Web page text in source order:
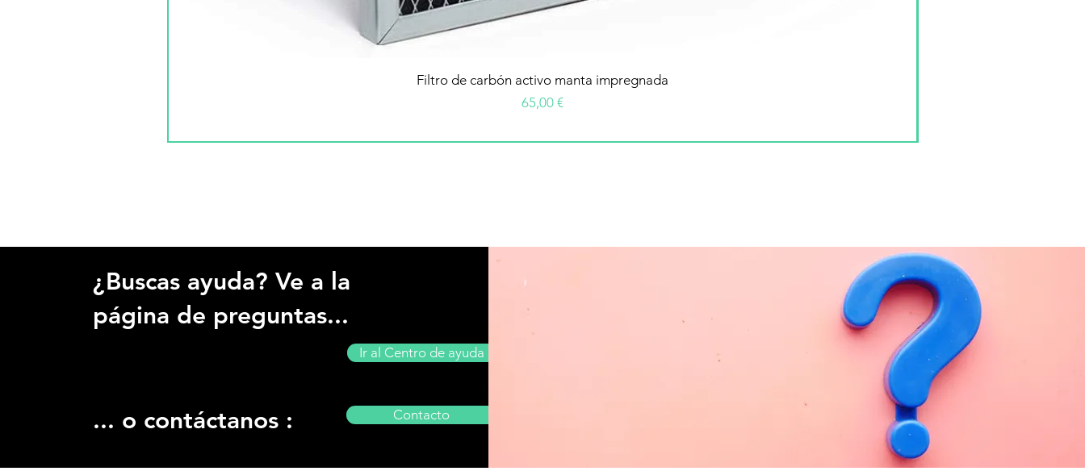
Filtro de carbón activo manta impregnada
Precio
65,00 €
¿Buscas ayuda? Ve a la
página de preguntas...
Ir al Centro de ayuda
... o contáctanos : Contacto